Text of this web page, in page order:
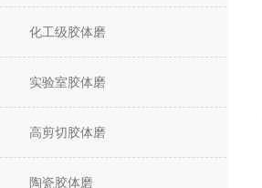
化工级胶体磨
实验室胶体磨
高剪切胶体磨
陶瓷胶体磨